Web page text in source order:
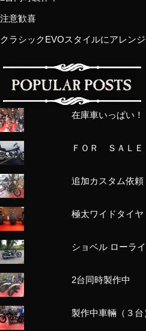
注意歓喜
クラシックEVOスタイルにアレンジ
在庫車いっぱい！
ＦＯＲ ＳＡＬＥ
追加カスタム依頼
極太ワイドタイヤ
ショベル ローラ
2台同時製作中
製作中車輛（３台